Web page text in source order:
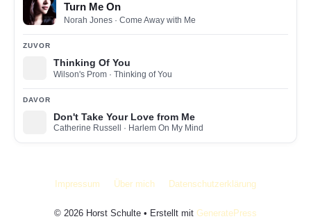
Turn Me On
Norah Jones · Come Away with Me
ZUVOR
Thinking Of You
Wilson's Prom · Thinking of You
DAVOR
Don't Take Your Love from Me
Catherine Russell · Harlem On My Mind
Impressum Über mich Datenschutzerklärung
© 2026 Horst Schulte • Erstellt mit GeneratePress